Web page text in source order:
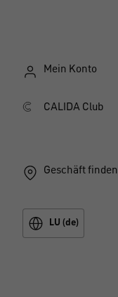
Mein Konto
CALIDA Club
Geschäft finden
LU (de)